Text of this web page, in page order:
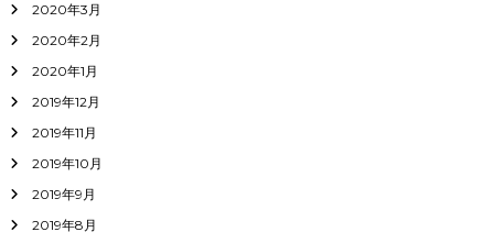
2020年3月
2020年2月
2020年1月
2019年12月
2019年11月
2019年10月
2019年9月
2019年8月